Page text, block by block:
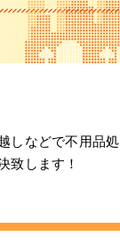
しなどで不用品
致します！